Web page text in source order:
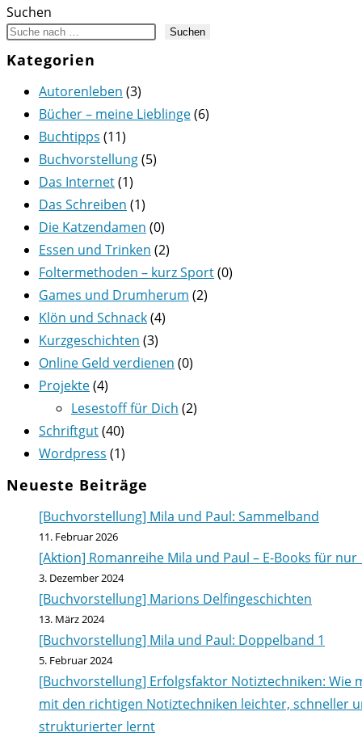
Suchen
Suchen
Kategorien
Autorenleben (3)
Bücher – meine Lieblinge(6)
Buchtipps (11)
Buchvorstellung(5)
Das Internet(1)
Das Schreiben (1)
Die Katzendamen (0)
Essen und Trinken (2)
Foltermethoden – kurz Sport(0)
Games und Drumherum (2)
Klön und Schnack(4)
Kurzgeschichten (3)
Online Geld verdienen (0)
Projekte(4)
Lesestoff für Dich (2)
Schriftgut(40)
Wordpress (1)
Neueste Beiträge
[Buchvorstellung] Mila und Paul: Sammelband
11. Februar 2026
[Aktion] Romanreihe Mila und Paul – E-Books für nur
3. Dezember 2024
[Buchvorstellung] Marions Delfingeschichten
13. März 2024
[Buchvorstellung] Mila und Paul: Doppelband 1
5. Februar 2024
[Buchvorstellung] Erfolgsfaktor Notiztechniken: Wie
mit den richtigen Notiztechniken leichter, schneller
strukturierter lernt